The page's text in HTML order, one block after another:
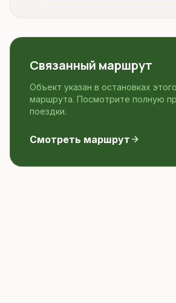
Связанный маршрут
Объект указан в остановках этого
маршрута. Посмотрите полную
поездки.
Смотреть маршрут arrow_forward